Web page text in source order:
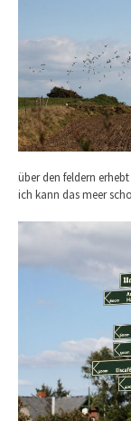
über den feldern
ich kann das meer